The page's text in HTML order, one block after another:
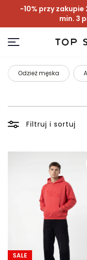
-10% przy
min. 3
Odzież męska
Filtruj i sortuj
SALE